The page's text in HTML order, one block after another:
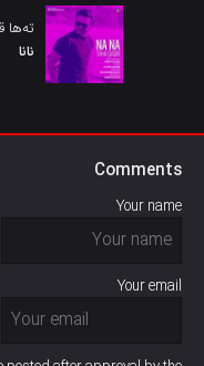
تەها
نانا
Comments
Your name
Your email